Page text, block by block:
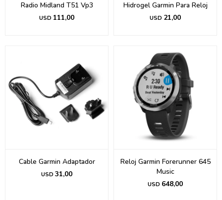
Radio Midland T51 Vp3
USD 111,00
Hidrogel Garmin Para Reloj
USD 21,00
Cable Garmin Adaptador
USD 31,00
Reloj Garmin Forerunner 645
Music
USD 648,00